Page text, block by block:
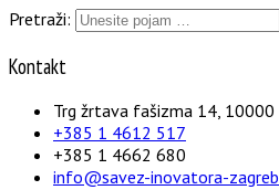
Pretraži:
Kontakt
Trg žrtava fašizma 14, 10000
+385 1 4612 517
+385 1 4662 680
info@savez-inovatora-